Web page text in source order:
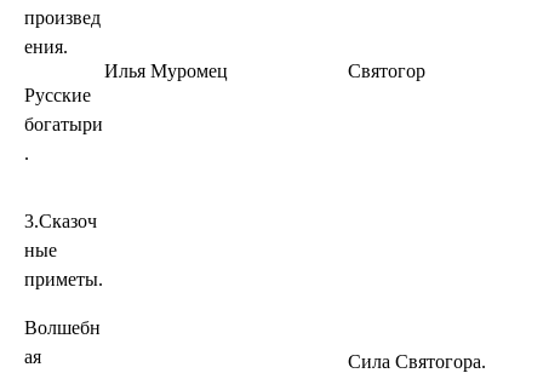
произвед
ения.
Русские
богатыри
.
Илья Муромец Святогор
3.Сказоч
ные
приметы.
Волшебн
ая
Сила Святогора.